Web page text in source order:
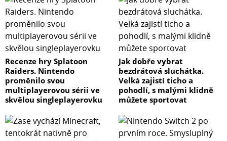
Recenze hry Splatoon
Raiders. Nintendo
proměnilo svou
multiplayerovou sérii ve
skvělou singleplayerovku
Jak dobře vybrat
bezdrátová sluchátka.
Velká zajistí ticho a
pohodlí, s malými klidně
můžete sportovat